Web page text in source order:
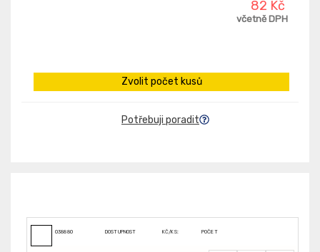
82 Kč
včetně DPH
Zvolit počet kusů
Potřebuji poradit
038880 DOSTUPNOST KČ/KS: POČET